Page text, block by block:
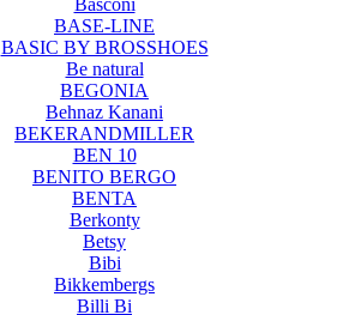
Basconi
BASE-LINE
BASIC BY BROSSHOES
Be natural
BEGONIA
Behnaz Kanani
BEKERANDMILLER
BEN 10
BENITO BERGO
BENTA
Berkonty
Betsy
Bibi
Bikkembergs
Billi Bi